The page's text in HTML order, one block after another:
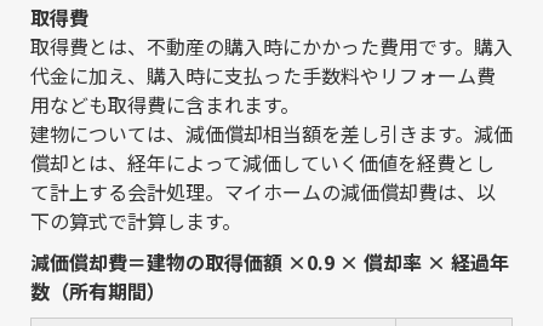
取得費
取得費とは、不動産の購入時にかかった費用です。購入
代金に加え、購入時に支払った手数料やリフォーム費
用なども取得費に含まれます。
建物については、減価償却相当額を差し引きます。減価
償却とは、経年によって減価していく価値を経費とし
て計上する会計処理。マイホームの減価償却費は、以
下の算式で計算します。
減価償却費＝建物の取得価額 ×0.9 × 償却率 × 経過年
数（所有期間）